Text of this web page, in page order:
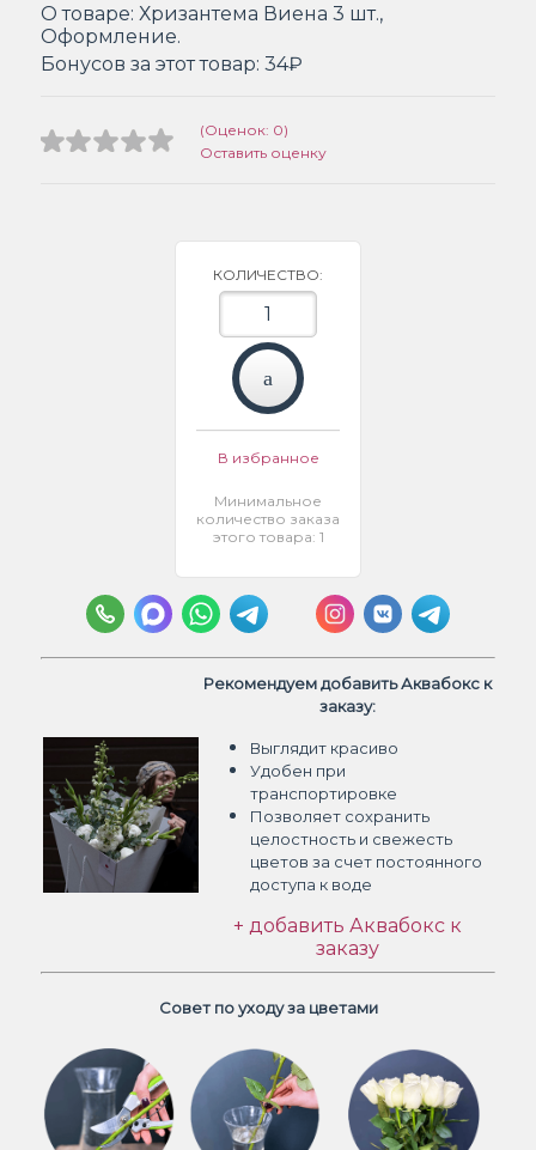
О товаре: Хризантема Виена 3 шт.,
Оформление.
Бонусов за этот товар: 34₽
(Оценок: 0)
Оставить оценку
КОЛИЧЕСТВО:
В избранное
Минимальное
количество заказа
этого товара: 1
Рекомендуем добавить Аквабокс к
заказу:
Выглядит красиво
Удобен при
транспортировке
Позволяет сохранить
целостность и свежесть
цветов за счет постоянного
доступа к воде
+ добавить Аквабокс к
заказу
Совет по уходу за цветами